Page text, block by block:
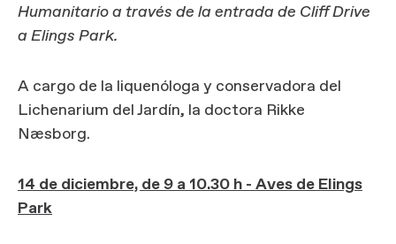
Humanitario a través de la entrada de Cliff Drive
a Elings Park.
A cargo de la liquenóloga y conservadora del
Lichenarium del Jardín, la doctora Rikke
Næsborg.
14 de diciembre, de 9 a 10.30 h - Aves de Elings
Park